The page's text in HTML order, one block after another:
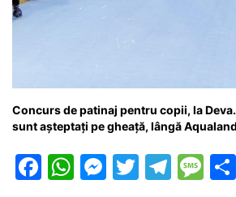
Concurs de patinaj pentru copii, la
sunt așteptați pe gheață, lângă Aqualand
F
W M T
T
M